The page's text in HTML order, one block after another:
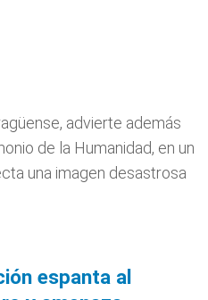
advierte además
de la Humanidad, en un
una imagen desastrosa
espanta al